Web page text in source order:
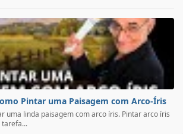
Pintar uma Paisagem com Arco-Íris
uma linda paisagem com arco íris. Pintar arco íris